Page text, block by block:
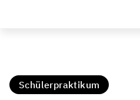
Schülerpraktikum